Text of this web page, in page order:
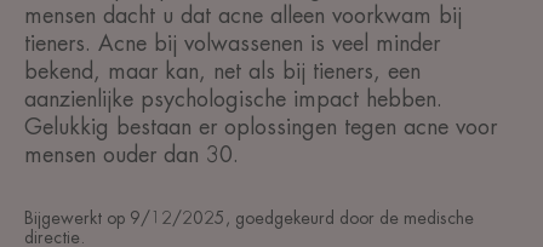
mensen dacht u dat acne alleen voorkwam bij
tieners. Acne bij volwassenen is veel minder
bekend, maar kan, net als bij tieners, een
aanzienlijke psychologische impact hebben.
Gelukkig bestaan er oplossingen tegen acne voor
mensen ouder dan 30.
Bijgewerkt op 9/12/2025 , goedgekeurd door de medische
directie